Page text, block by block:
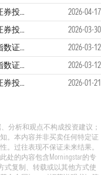
泰康中证红利低波动交易型开放式指数证券投资基金联接基金暂停大额申购（含转换转入及定投）业务公告
2026-04-17
泰康中证红利低波动交易型开放式指数证券投资基金联接基金2025年年度报告
2026-03-30
关于泰康中证红利低波动交易型开放式指数证券投资基金联接基金新增华泰证券股份有限公司为销售机构并参加其费率优惠活动的公告
2026-03-12
关于泰康中证红利低波动交易型开放式指数证券投资基金联接基金新增华泰证券股份有限公司为销售机构并参加其费率优惠活动的公告
2026-03-12
泰康中证红利低波动交易型开放式指数证券投资基金联接基金2026年第一次分红公告 2026-01-21
分析和观点不构成投资建议；
。本内容并非买卖任何特定证
。过往表现不保证未来结果。
处的内容包含Morningstar的专
式复制、转载或以其他方式使